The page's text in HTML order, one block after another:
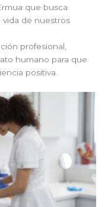
que busca
vida de nuestros
profesional,
humano para que
positiva.